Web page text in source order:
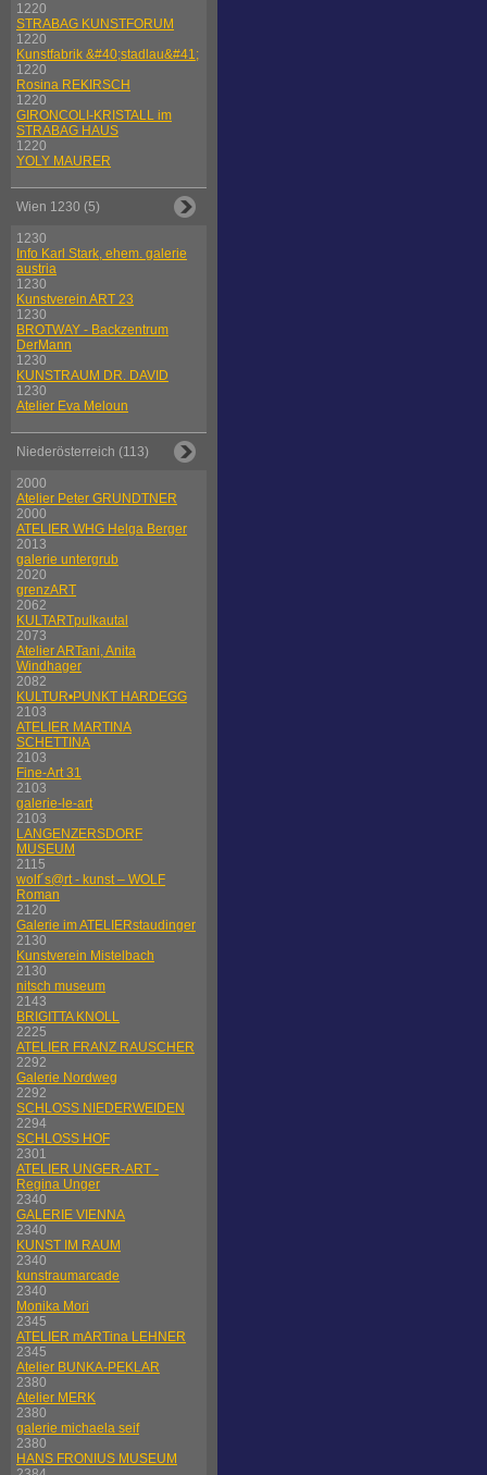
1220
STRABAG KUNSTFORUM
1220
Kunstfabrik &#40;stadlau&#41;
1220
Rosina REKIRSCH
1220
GIRONCOLI-KRISTALL im
STRABAG HAUS
1220
YOLY MAURER
Wien 1230 (5)
1230
Info Karl Stark, ehem. galerie
austria
1230
Kunstverein ART 23
1230
BROTWAY - Backzentrum
DerMann
1230
KUNSTRAUM DR. DAVID
1230
Atelier Eva Meloun
Niederösterreich (113)
2000
Atelier Peter GRUNDTNER
2000
ATELIER WHG Helga Berger
2013
galerie untergrub
2020
grenzART
2062
KULTARTpulkautal
2073
Atelier ARTani, Anita
Windhager
2082
KULTUR•PUNKT HARDEGG
2103
ATELIER MARTINA
SCHETTINA
2103
Fine-Art 31
2103
galerie-le-art
2103
LANGENZERSDORF
MUSEUM
2115
wolf´s@rt - kunst – WOLF
Roman
2120
Galerie im ATELIERstaudinger
2130
Kunstverein Mistelbach
2130
nitsch museum
2143
BRIGITTA KNOLL
2225
ATELIER FRANZ RAUSCHER
2292
Galerie Nordweg
2292
SCHLOSS NIEDERWEIDEN
2294
SCHLOSS HOF
2301
ATELIER UNGER-ART -
Regina Unger
2340
GALERIE VIENNA
2340
KUNST IM RAUM
2340
kunstraumarcade
2340
Monika Mori
2345
ATELIER mARTina LEHNER
2345
Atelier BUNKA-PEKLAR
2380
Atelier MERK
2380
galerie michaela seif
2380
HANS FRONIUS MUSEUM